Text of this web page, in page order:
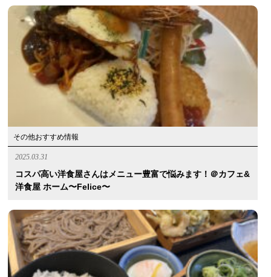
その他おすすめ情報
2025.03.31
コスパ高い洋食屋さんはメニュー豊富で悩みます！＠カフェ&
洋食屋 ホーム〜Felice〜